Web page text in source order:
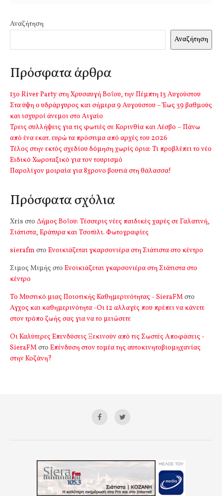
Αναζήτηση
Αναζήτηση
Πρόσφατα άρθρα
13o River Party στη Χρυσαυγή Βοΐου, την Πέμπτη 13 Αυγούστου
Στα ύψη ο υδράργυρος και σήμερα 9 Αυγούστου – Έως 39 βαθμούς
και ισχυροί άνεμοι στο Αιγαίο
Τρεις συλλήψεις για τις φωτιές σε Κορινθία και Λέσβο – Πάνω
από ένα εκατ. ευρώ τα πρόστιμα από αρχές του 2026
Τέλος στην εκτός σχεδίου δόμηση χωρίς όρια: Τι προβλέπει το νέο
Ειδικό Χωροταξικό για τον τουρισμό
Παρολίγον μοιραία για 8χρονο βουτιά στη θάλασσα!
Πρόσφατα σχόλια
Xris στο Δήμος Βοΐου: Τέσσερις νέες παιδικές χαρές σε Γαλατινή,
Σιάτιστα, Εράτυρα και Τσοτύλι. Φωτογραφίες
sierafm στο Ενοικιάζεται γκαρσονιέρα στη Σιάτιστα στο κέντρο
Σιμος Μιμής στο Ενοικιάζεται γκαρσονιέρα στη Σιάτιστα στο
κέντρο
Το Μυστικό μιας Ποιοτικής Καθημερινότητας - SieraFMστο
Αγχος και καθημερινότητα -Οι 12 αλλαγές που πρέπει να κάνετε
στον τρόπο ζωής σας για να το μειώσετε
Οι Καλύτερες Επενδύσεις Ξεκινούν από τις Σωστές Αποφάσεις -
SieraFMστο Επένδυση στον τομέα της αυτοκινητοβιομηχανίας
στην Κοζάνη?